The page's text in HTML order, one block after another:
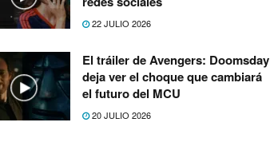
22 JULIO 2026
El tráiler de Avengers: Doomsday
deja ver el choque que cambiará
el futuro del MCU
20 JULIO 2026